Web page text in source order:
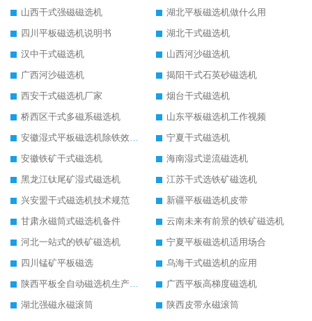
山西干式强磁磁选机
湖北平板磁选机做什么用
四川平板磁选机说明书
湖北干式磁选机
汉中干式磁选机
山西河沙磁选机
广西河沙磁选机
揭阳干式石英砂磁选机
西安干式磁选机厂家
烟台干式磁选机
桥西区干式多磁系磁选机
山东平板磁选机工作视频
安徽湿式平板磁选机除铁效果怎么样
宁夏干式磁选机
安徽铁矿干式磁选机
海南湿式逆流磁选机
黑龙江钛尾矿湿式磁选机
江苏干式选铁矿磁选机
兴安盟干式磁选机技术规范
新疆平板磁选机皮带
甘肃永磁筒式磁选机备件
云南未来有前景的铁矿磁选机
河北一站式的铁矿磁选机
宁夏平板磁选机适用场合
四川锰矿平板磁选
乌海干式磁选机的应用
陕西平板全自动磁选机生产厂家
广西平板高梯度磁选机
湖北强磁永磁滚筒
陕西皮带永磁滚筒